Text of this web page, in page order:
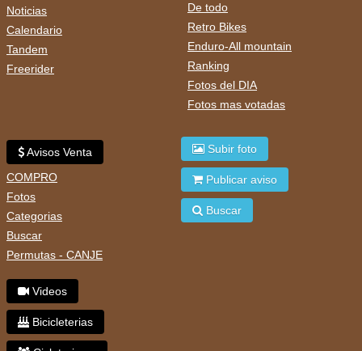
Noticias
Calendario
Tandem
Freerider
De todo
Retro Bikes
Enduro-All mountain
Ranking
Fotos del DIA
Fotos mas votadas
Avisos Venta
COMPRO
Fotos
Categorias
Buscar
Permutas - CANJE
Videos
Bicicleterias
Subir foto
Publicar aviso
Buscar